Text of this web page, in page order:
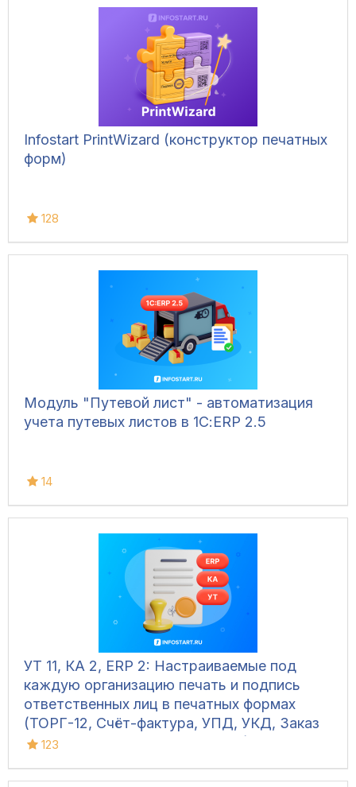
Infostart PrintWizard (конструктор печатных
форм)
128
Модуль "Путевой лист" - автоматизация
учета путевых листов в 1С:ERP 2.5
14
УТ 11, КА 2, ERP 2: Настраиваемые под
каждую организацию печать и подпись
ответственных лиц в печатных формах
(ТОРГ-12, Счёт-фактура, УПД, УКД, Заказ
клиента, Акт сверки, М-15 и др.)
123